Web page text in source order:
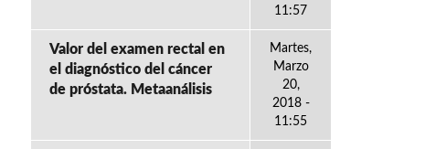
11:57
Valor del examen rectal en
el diagnóstico del cáncer
de próstata. Metaanálisis
Martes,
Marzo
20,
2018 -
11:55